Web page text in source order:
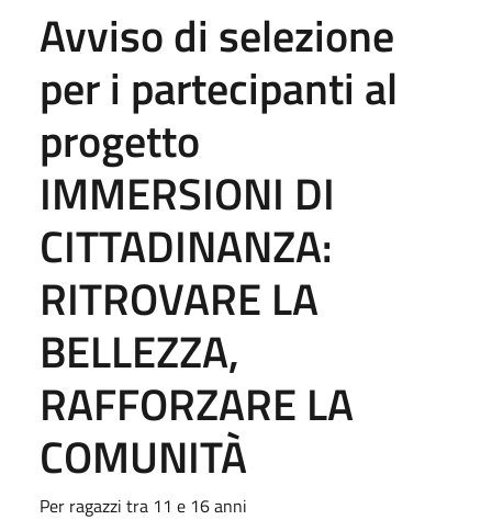
Avviso di selezione
per i partecipanti al
progetto
IMMERSIONI DI
CITTADINANZA:
RITROVARE LA
BELLEZZA,
RAFFORZARE LA
COMUNITÀ
Per ragazzi tra 11 e 16 anni